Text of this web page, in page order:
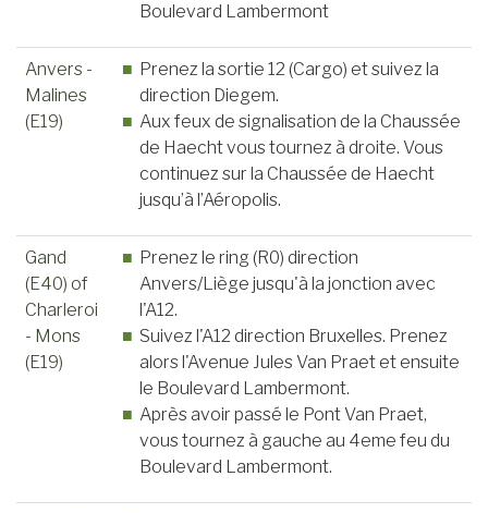
Boulevard Lambermont
Anvers -
Malines
(E19)
Prenez la sortie 12 (Cargo) et suivez la
direction Diegem.
Aux feux de signalisation de la Chaussée
de Haecht vous tournez à droite. Vous
continuez sur la Chaussée de Haecht
jusqu’à l’Aéropolis.
Gand
(E40) of
Charleroi
- Mons
(E19)
Prenez le ring (R0) direction
Anvers/Liège jusqu'à la jonction avec
l'A12.
Suivez l'A12 direction Bruxelles. Prenez
alors l'Avenue Jules Van Praet et ensuite
le Boulevard Lambermont.
Après avoir passé le Pont Van Praet,
vous tournez à gauche au 4eme feu du
Boulevard Lambermont.